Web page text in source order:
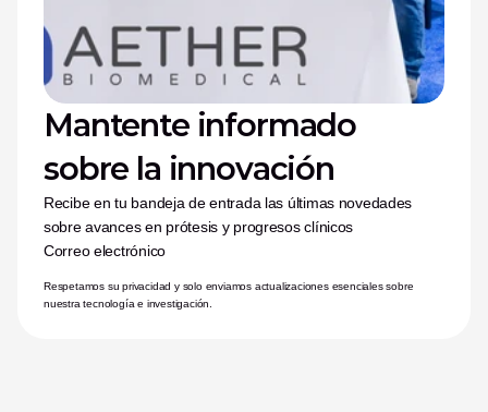
Mantente informado
sobre la innovación
Recibe en tu bandeja de entrada las últimas novedades
sobre avances en prótesis y progresos clínicos
Correo electrónico
Respetamos su privacidad y solo enviamos actualizaciones esenciales sobre
nuestra tecnología e investigación.